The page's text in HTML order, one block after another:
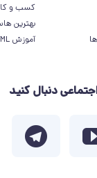
کسب و کار
بهترین
آموزش HTML و CSS
دنبال کنید